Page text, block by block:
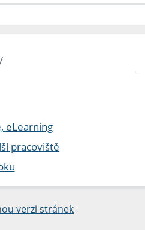
eLearning
pracoviště
verzi stránek